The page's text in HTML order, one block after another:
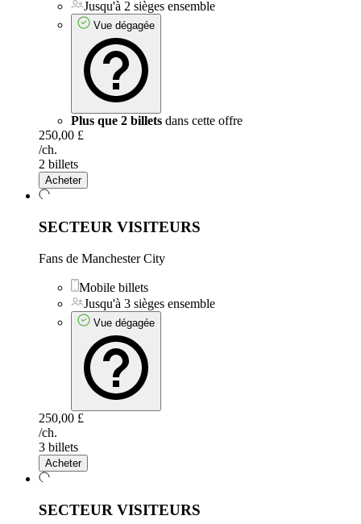
Jusqu'à 2 sièges ensemble
Vue dégagée
Plus que 2 billets dans cette offre
250,00 £
/ch.
2 billets
Acheter
SECTEUR VISITEURS
Fans de Manchester City
Mobile billets
Jusqu'à 3 sièges ensemble
Vue dégagée
250,00 £
/ch.
3 billets
Acheter
SECTEUR VISITEURS